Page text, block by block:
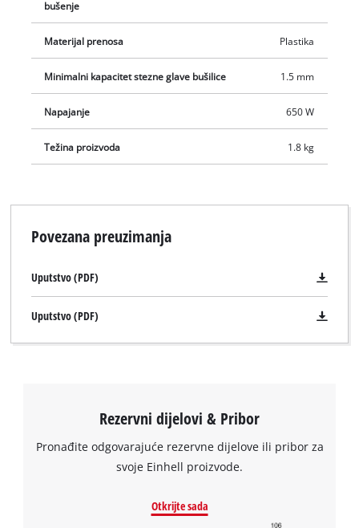
This content is not permitted to load due
visitor. The website owner needs to setup
Management Platform
bušenje
Materijal prenosa Plastika
Minimalni kapacitet stezne glave bušilice 1.5 mm
Napajanje 650 W
Težina proizvoda 1.8 kg
Povezana preuzimanja
Uputstvo (PDF)
Uputstvo (PDF)
Rezervni dijelovi & Pribor
Pronađite odgovarajuće rezervne dijelove ili pribor za
svoje Einhell proizvode.
Otkrijte sada